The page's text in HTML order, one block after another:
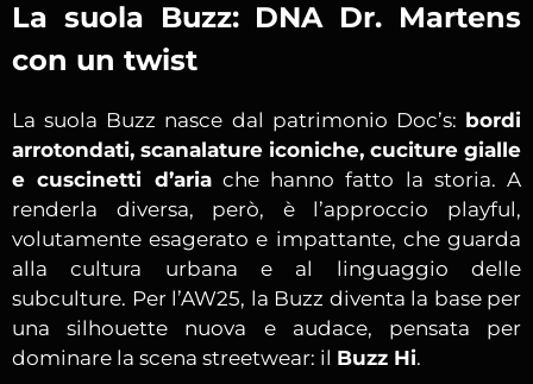
La suola Buzz: DNA Dr. Martens
con un twist
La suola Buzz nasce dal patrimonio Doc’s: bordi
arrotondati, scanalature iconiche, cuciture gialle
e cuscinetti d’ariache hanno fatto la storia. A
renderla diversa, però, è l’approccio playful,
volutamente esagerato e impattante, che guarda
alla cultura urbana e al linguaggio delle
subculture. Per l’AW25, la Buzz diventa la base per
una silhouette nuova e audace, pensata per
dominare la scena streetwear: il Buzz Hi.